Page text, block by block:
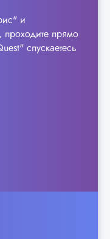
и
проходите прямо
спускаетесь